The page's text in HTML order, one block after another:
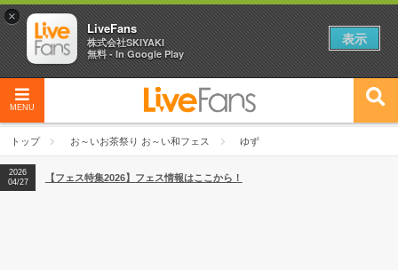
MENU
トップ お～いお茶祭り お～い和フェス ゆず
2026
04/27
2026
【ライブ動員ランキング】2026年上半期編発表！
2026
04/27
【フェス特集2026】フェス情報はここから！
×
LiveFans
株式会社SKIYAKI
無料 - In Google Play
表示